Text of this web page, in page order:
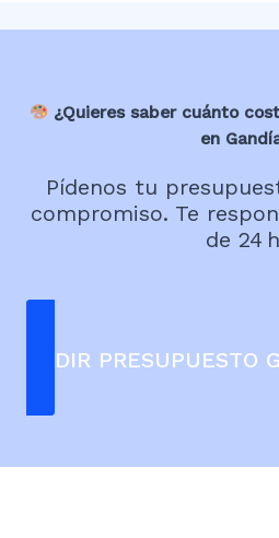
¿Quieres saber cuánto
en
Pídenos tu
compromiso. Te
de 24
PEDIR PRESUPUESTO